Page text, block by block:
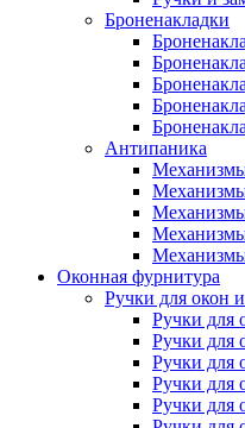
Броненакладки
Антипаника
Оконная фурнитура
Ручки для окон
Ручки для
Ручки для
Ручки для
Ручки для
Ручки для